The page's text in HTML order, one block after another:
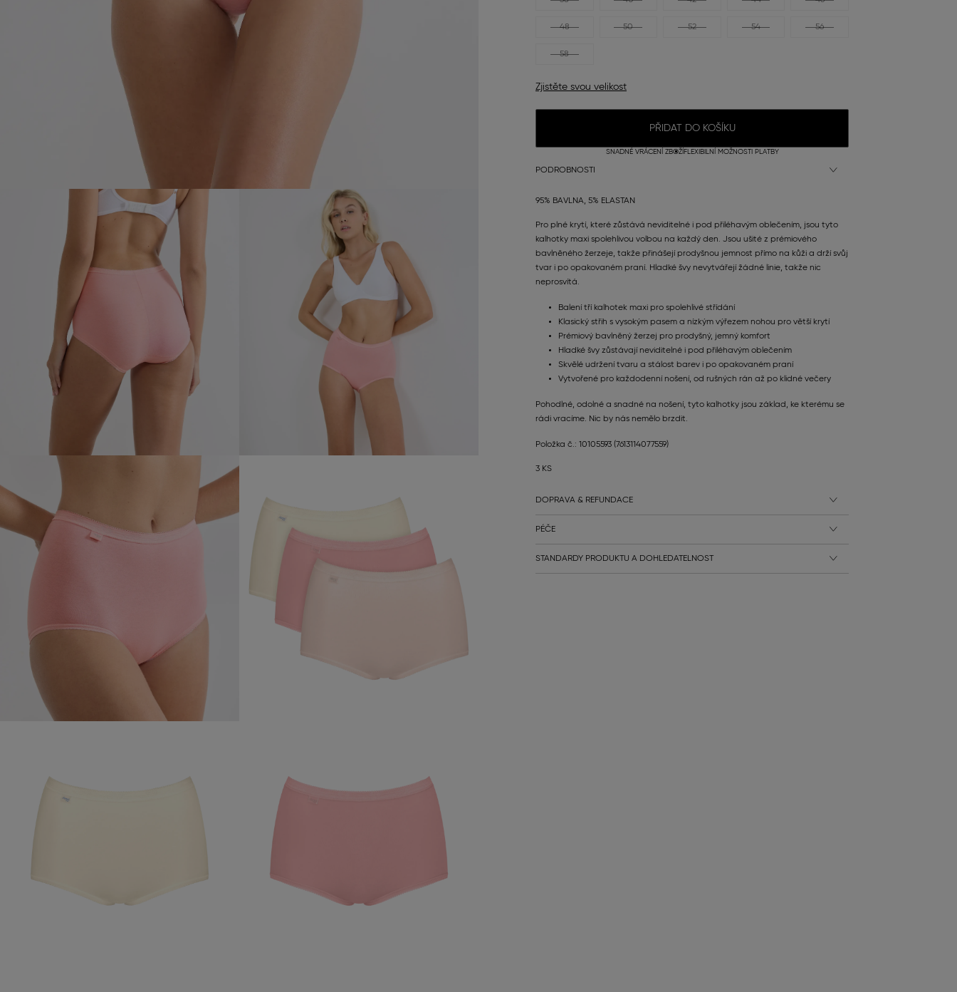
48 50 52 54 56
58
Zjistěte svou velikost
PŘIDAT DO KOŠÍKU
SNADNÉ VRÁCENÍ ZBOŽÍ FLEXIBILNÍ MOŽNOSTI PLATBY
PODROBNOSTI
95% BAVLNA, 5% ELASTAN
Pro plné krytí, které zůstává neviditelné i pod přiléhavým oblečením, jsou tyto
kalhotky maxi spolehlivou volbou na každý den. Jsou ušité z prémiového
bavlněného žerzeje, takže přinášejí prodyšnou jemnost přímo na kůži a drží svůj
tvar i po opakovaném praní. Hladké švy nevytvářejí žádné linie, takže nic
neprosvítá.
Balení tří kalhotek maxi pro spolehlivé střídání
Klasický střih s vysokým pasem a nízkým výřezem nohou pro větší krytí
Prémiový bavlněný žerzej pro prodyšný, jemný komfort
Hladké švy zůstávají neviditelné i pod přiléhavým oblečením
Skvělé udržení tvaru a stálost barev i po opakovaném praní
Vytvořené pro každodenní nošení, od rušných rán až po klidné večery
Pohodlné, odolné a snadné na nošení, tyto kalhotky jsou základ, ke kterému se
rádi vracíme. Nic by nás nemělo brzdit.
Položka č.: 10105593 (7613114077559)
3 KS
DOPRAVA & REFUNDACE
PÉČE
STANDARDY PRODUKTU A DOHLEDATELNOST